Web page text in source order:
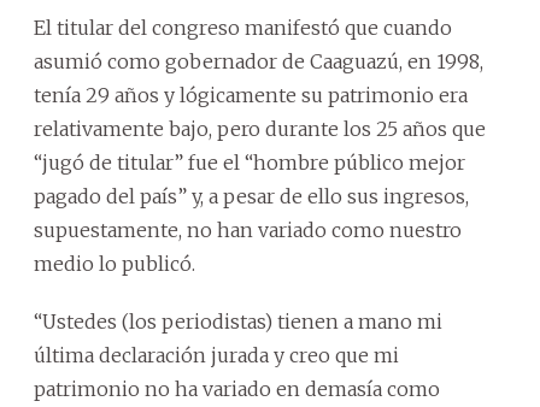
El titular del congreso manifestó que cuando
asumió como gobernador de Caaguazú, en 1998,
tenía 29 años y lógicamente su patrimonio era
relativamente bajo, pero durante los 25 años que
“jugó de titular” fue el “hombre público mejor
pagado del país” y, a pesar de ello sus ingresos,
supuestamente, no han variado como nuestro
medio lo publicó.
“Ustedes (los periodistas) tienen a mano mi
última declaración jurada y creo que mi
patrimonio no ha variado en demasía como